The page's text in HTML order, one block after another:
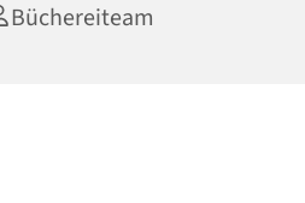
Büchereiteam